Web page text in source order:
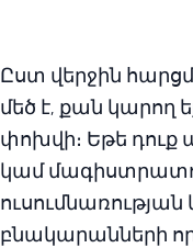
Ըստ վերջին
մեծ է, քան կարող
փոխվի։ Եթե դուք
կամ
բնակարանների